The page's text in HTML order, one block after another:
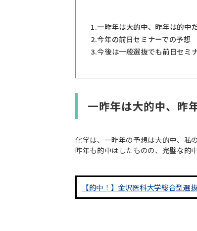
1.一昨年は大的中、昨年は的中
2.今年の前日セミナーでの予想
3.今後は一般選抜でも前日セミ
一昨年は大的中、昨
化学は、一昨年の予想は大的中、私
昨年も的中はしたものの、完璧な的
【的中！】金沢医科大学総合型選